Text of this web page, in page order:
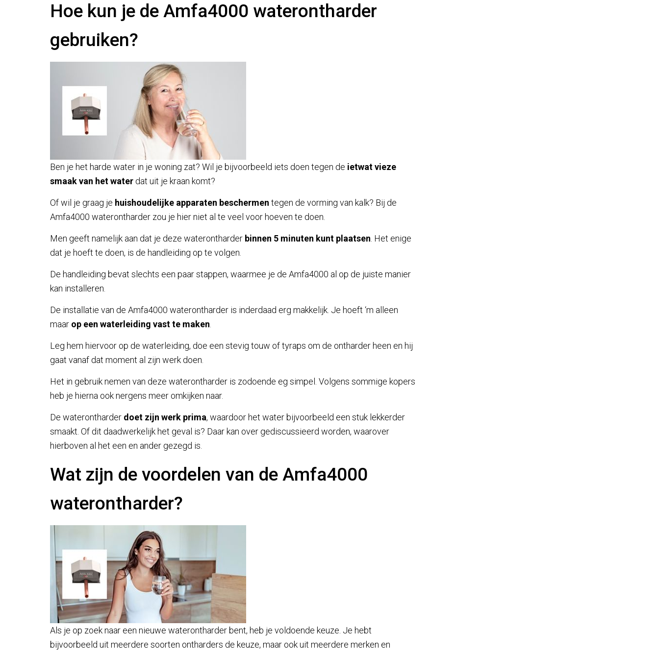
Hoe kun je de Amfa4000 waterontharder
gebruiken?
Ben je het harde water in je woning zat? Wil je bijvoorbeeld iets doen tegen de ietwat vieze
smaak van het water dat uit je kraan komt?
Of wil je graag je huishoudelijke apparaten beschermen tegen de vorming van kalk? Bij de
Amfa4000 waterontharder zou je hier niet al te veel voor hoeven te doen.
Men geeft namelijk aan dat je deze waterontharder binnen 5 minuten kunt plaatsen . Het enige
dat je hoeft te doen, is de handleiding op te volgen.
De handleiding bevat slechts een paar stappen, waarmee je de Amfa4000 al op de juiste manier
kan installeren.
De installatie van de Amfa4000 waterontharder is inderdaad erg makkelijk. Je hoeft ‘m alleen
maar op een waterleiding vast te maken
Leg hem hiervoor op de waterleiding, doe een stevig touw of tyraps om de ontharder heen en hij
gaat vanaf dat moment al zijn werk doen.
Het in gebruik nemen van deze waterontharder is zodoende eg simpel. Volgens sommige kopers
heb je hierna ook nergens meer omkijken naar.
De waterontharder doet zijn werk prima, waardoor het water bijvoorbeeld een stuk lekkerder
smaakt. Of dit daadwerkelijk het geval is? Daar kan over gediscussieerd worden, waarover
hierboven al het een en ander gezegd is.
Wat zijn de voordelen van de Amfa4000
waterontharder?
Als je op zoek naar een nieuwe waterontharder bent, heb je voldoende keuze. Je hebt
bijvoorbeeld uit meerdere soorten ontharders de keuze, maar ook uit meerdere merken en